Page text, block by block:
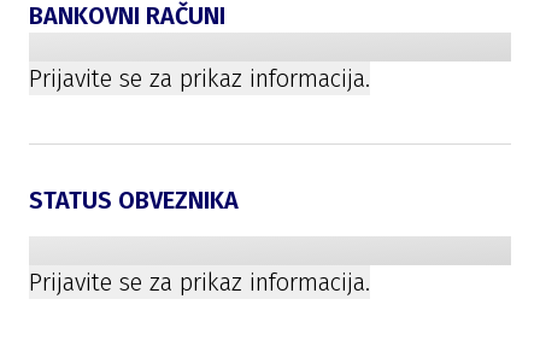
BANKOVNI RAČUNI
Prijavite se za prikaz informacija.
STATUS OBVEZNIKA
Prijavite se za prikaz informacija.